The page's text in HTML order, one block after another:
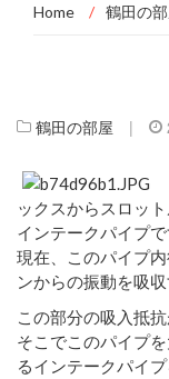
Home / 鶴田の
鶴田の部屋 |
ックスからスロッ
インテークパイプで
現在、このパイプ
ンからの振動を吸
この部分の吸入抵
そこでこのパイプ
るインテークパイ